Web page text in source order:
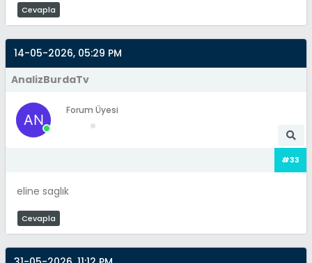
Cevapla
14-05-2026, 05:29 PM
AnalizBurdaTv
Forum Üyesi
#33
eline saglık
Cevapla